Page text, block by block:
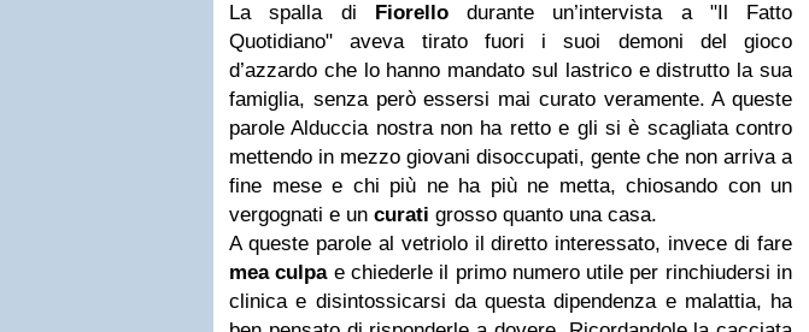
La spalla di Fiorellodurante un’intervista a "Il Fatto
Quotidiano" aveva tirato fuori i suoi demoni del gioco
d’azzardo che lo hanno mandato sul lastrico e distrutto la sua
famiglia, senza però essersi mai curato veramente. A queste
parole Alduccia nostra non ha retto e gli si è scagliata contro
mettendo in mezzo giovani disoccupati, gente che non arriva a
fine mese e chi più ne ha più ne metta, chiosando con un
vergognati e un curati grosso quanto una casa.
A queste parole al vetriolo il diretto interessato, invece di fare
mea culpae chiederle il primo numero utile per rinchiudersi in
clinica e disintossicarsi da questa dipendenza e malattia, ha